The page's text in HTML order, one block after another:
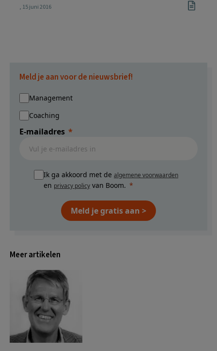
, 15 juni 2016
Meld je aan voor de nieuwsbrief!
Management
Coaching
E-mailadres
Ik ga akkoord met de algemene voorwaarden
en privacy policy van Boom.
Meld je gratis aan >
Meer artikelen